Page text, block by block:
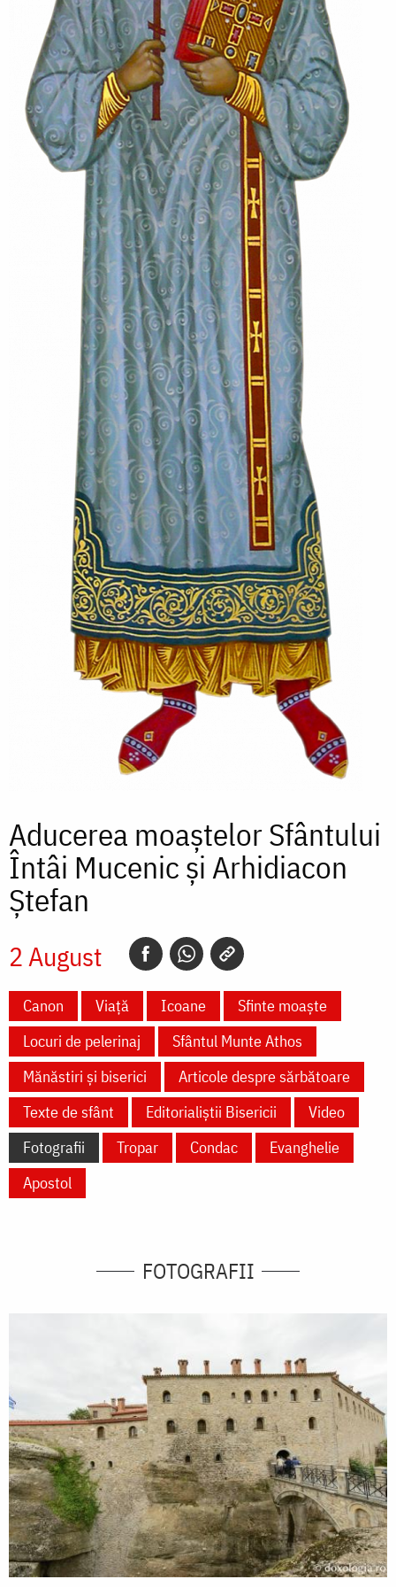
Aducerea moaștelor Sfântului
Întâi Mucenic și Arhidiacon
Ștefan
2 August
Canon Viață Icoane
Sfinte moaște
Locuri de pelerinaj
Sfântul Munte Athos
Mănăstiri și biserici
Articole despre sărbătoare
Texte de sfânt
Editorialiștii Bisericii
Video
Fotografii
Tropar Condac
Evanghelie
Apostol
FOTOGRAFII